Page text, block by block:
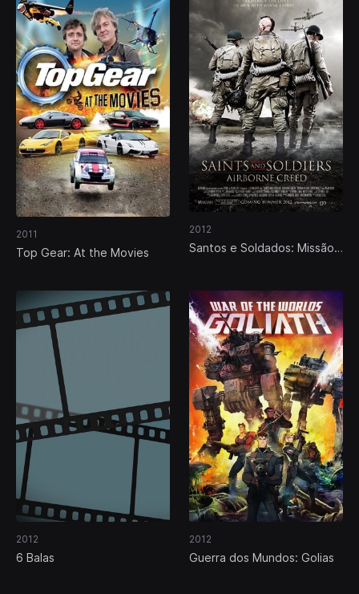
2011
Top Gear: At the Movies
2012
Santos e Soldados: Missão
2012
6 Balas
2012
Guerra dos Mundos: Golias